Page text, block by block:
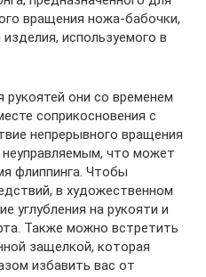
вращения ножа-бабочки,
используемого в
они со временем
соприкосновения с
непрерывного вращения
что может
флиппинга. Чтобы
в художественном
углубления на рукояти и
Также можно встретить
защелкой, которая
избавить вас от